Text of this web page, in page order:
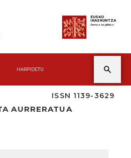
EUSKO
IKASKUNTZA
Asmoz ta jakitez
HARPIDETU
ISSN 1139-3629
AURRERATUA